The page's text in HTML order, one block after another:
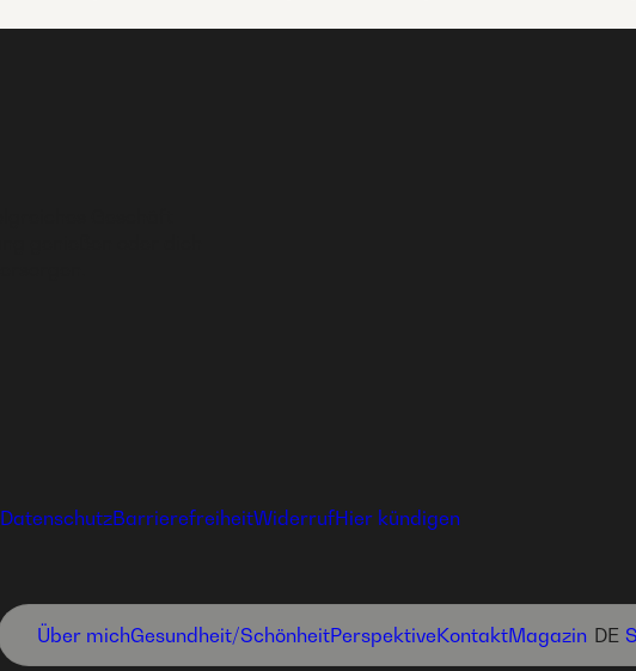
Über michGesundheit­/SchönheitPerspektiveKontaktMagazin DE
DatenschutzBarrierefreiheitWiderrufHier kündigen